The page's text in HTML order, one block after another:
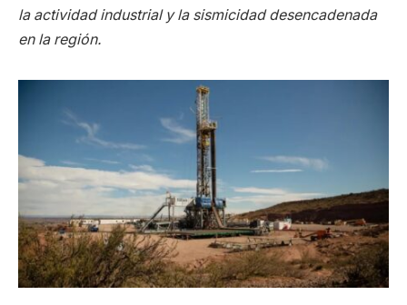
la actividad industrial y la sismicidad desencadenada
en la región.